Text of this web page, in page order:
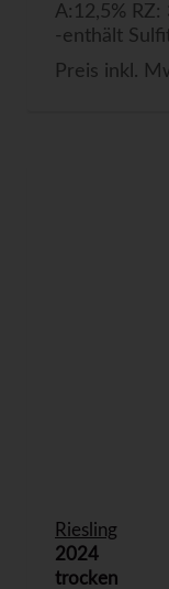
A:12,5%
-enthält
Preis inkl.
Riesling
2024
trocken